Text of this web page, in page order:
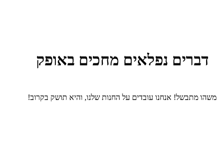
דברים נפלאים מחכים באופק
משהו מתבשל! אנחנו עובדים על החנות שלנו, והיא תושק בקרוב!